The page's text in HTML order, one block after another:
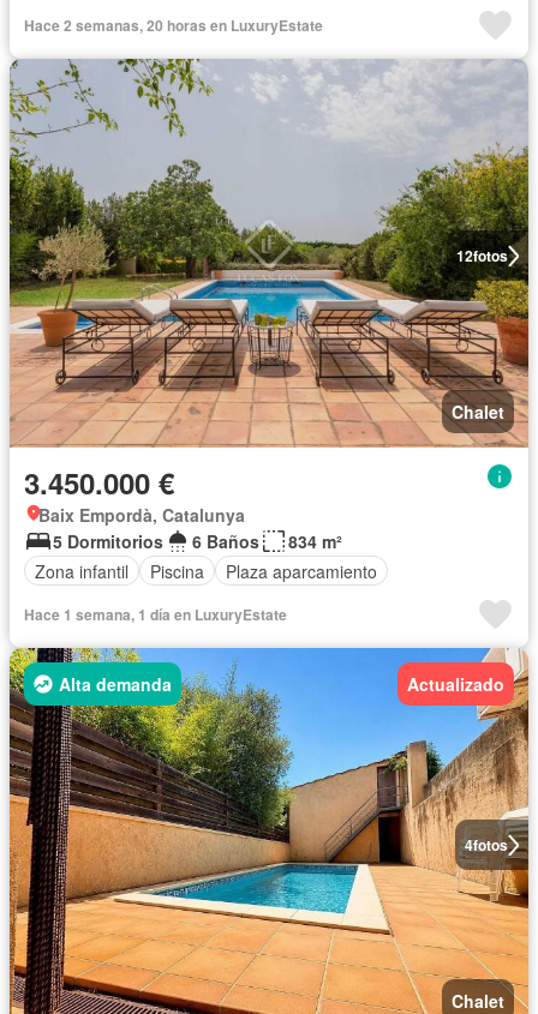
Hace 2 semanas, 20 horas en LuxuryEstate
12fotos
Chalet
3.450.000 €
Baix Empordà, Catalunya
5 Dormitorios
6 Baños
834 m²
Zona infantil
Piscina Plaza aparcamiento
Hace 1 semana, 1 día en LuxuryEstate
4fotos
Alta demanda Actualizado
Chalet